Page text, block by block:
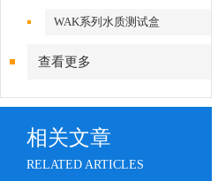
WAK系列水质测试盒
查看更多
相关文章
RELATED ARTICLES